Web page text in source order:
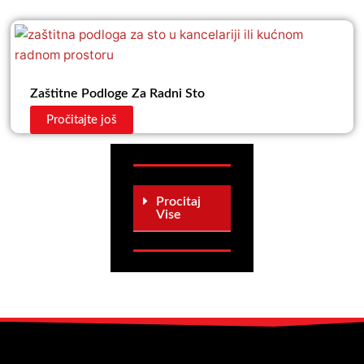
Zaštitne Podloge Za Radni Sto
Pročitajte još
Procitaj
Vise